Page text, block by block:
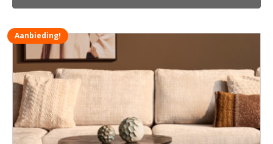
Aanbieding!